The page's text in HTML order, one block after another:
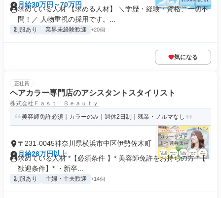
月給30万円～70万円
求めている人材 【求める人材】 ＼学歴・経験・資格、一切不
問！／ 人物重視の採用です。...
制服あり 業界未経験歓迎 +20個
気になる
正社員
ヘアカラー専門店のアシスタントスタイリスト
株式会社Ｆａｓｔ Ｂｅａｕｔｙ
美容師免許必須｜カラーのみ｜週休2日制｜残業・ノルマなし
〒231-0045神奈川県横浜市中区伊勢佐木町
月給26万円以上
求めている人材 *【必須条件 】* 美容師免許をお持ちの方 *【
歓迎条件】* ・新卒...
制服あり 主婦・主夫歓迎 +14個